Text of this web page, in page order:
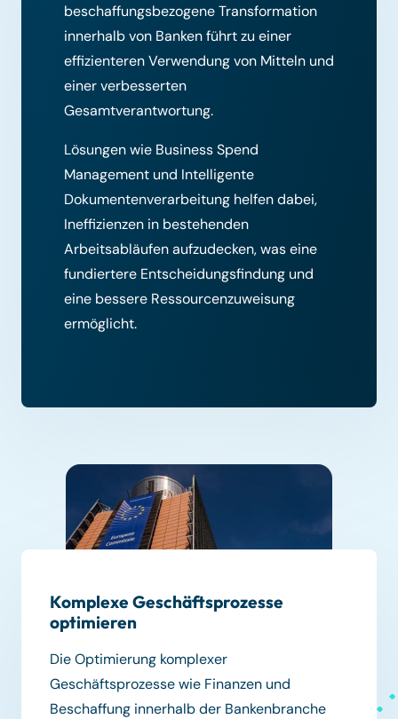
beschaffungsbezogene Transformation
innerhalb von Banken führt zu einer
effizienteren Verwendung von Mitteln und
einer verbesserten
Gesamtverantwortung.
Lösungen wie Business Spend
Management und Intelligente
Dokumentenverarbeitung helfen dabei,
Ineffizienzen in bestehenden
Arbeitsabläufen aufzudecken, was eine
fundiertere Entscheidungsfindung und
eine bessere Ressourcenzuweisung
ermöglicht.
Komplexe Geschäftsprozesse
optimieren
Die Optimierung komplexer
Geschäftsprozesse wie Finanzen und
Beschaffung innerhalb der Bankenbranche